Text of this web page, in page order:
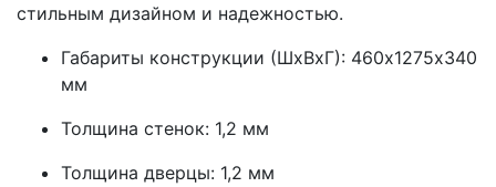
стильным дизайном и надежностью.
Габариты конструкции (ШхВхГ): 460х1275х340
мм
Толщина стенок: 1,2 мм
Толщина дверцы: 1,2 мм